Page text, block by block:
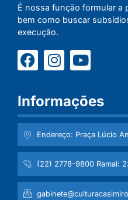
É nossa função formular a
bem como buscar
execução.
Informações
Endereço: Praça Lúcio
(22) 2778-9800 Ramal: